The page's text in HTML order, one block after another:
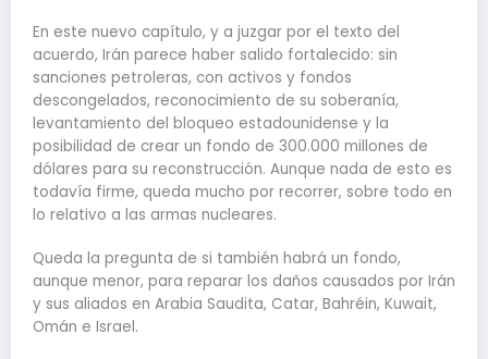
En este nuevo capítulo, y a juzgar por el texto del
acuerdo, Irán parece haber salido fortalecido: sin
sanciones petroleras, con activos y fondos
descongelados, reconocimiento de su soberanía,
levantamiento del bloqueo estadounidense y la
posibilidad de crear un fondo de 300.000 millones de
dólares para su reconstrucción. Aunque nada de esto es
todavía firme, queda mucho por recorrer, sobre todo en
lo relativo a las armas nucleares.
Queda la pregunta de si también habrá un fondo,
aunque menor, para reparar los daños causados por Irán
y sus aliados en Arabia Saudita, Catar, Bahréin, Kuwait,
Omán e Israel.